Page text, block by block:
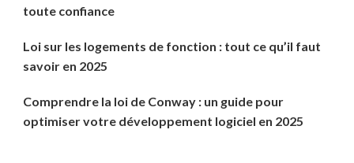
toute confiance
Loi sur les logements de fonction : tout ce qu’il faut
savoir en 2025
Comprendre la loi de Conway : un guide pour
optimiser votre développement logiciel en 2025